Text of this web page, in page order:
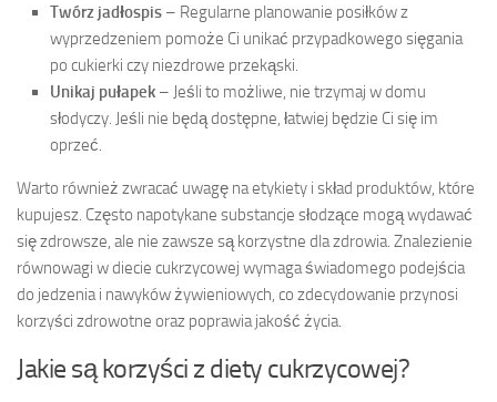
Twórz jadłospis – Regularne planowanie posiłków z
wyprzedzeniem pomoże Ci unikać przypadkowego sięgania
po cukierki czy niezdrowe przekąski.
Unikaj pułapek – Jeśli to możliwe, nie trzymaj w domu
słodyczy. Jeśli nie będą dostępne, łatwiej będzie Ci się im
oprzeć.
Warto również zwracać uwagę na etykiety i skład produktów, które
kupujesz. Często napotykane substancje słodzące mogą wydawać
się zdrowsze, ale nie zawsze są korzystne dla zdrowia. Znalezienie
równowagi w diecie cukrzycowej wymaga świadomego podejścia
do jedzenia i nawyków żywieniowych, co zdecydowanie przynosi
korzyści zdrowotne oraz poprawia jakość życia.
Jakie są korzyści z diety cukrzycowej?